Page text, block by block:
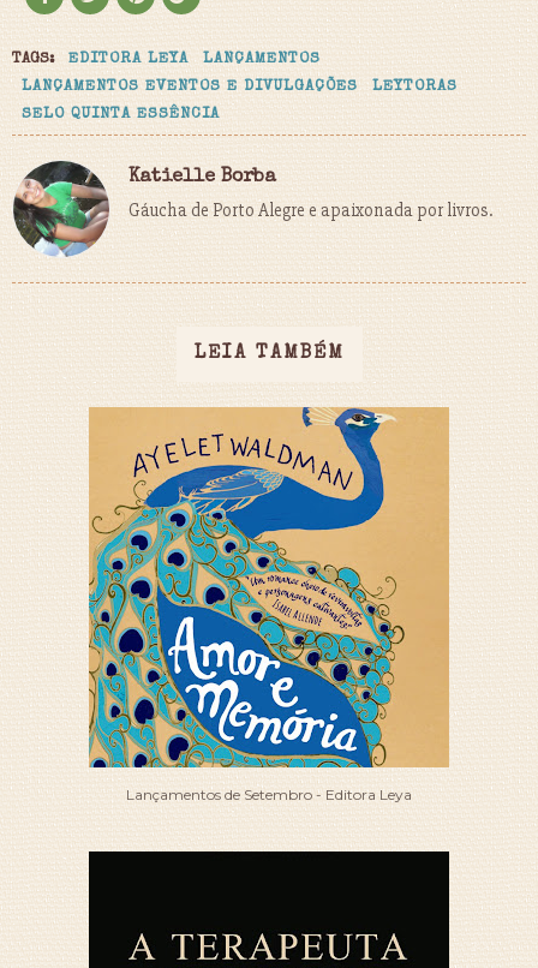
TAGS: EDITORA LEYA
LANÇAMENTOS
LANÇAMENTOS EVENTOS E DIVULGAÇÕES
LEYTORAS
SELO QUINTA ESSÊNCIA
Katielle Borba
Gáucha de Porto Alegre e apaixonada por livros.
LEIA TAMBÉM
Lançamentos de Setembro - Editora Leya